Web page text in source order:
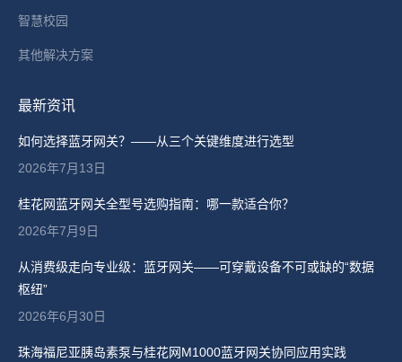
智慧校园
其他解决方案
最新资讯
如何选择蓝牙网关？——从三个关键维度进行选型
2026年7月13日
桂花网蓝牙网关全型号选购指南：哪一款适合你？
2026年7月9日
从消费级走向专业级：蓝牙网关——可穿戴设备不可或缺的“数据
枢纽”
2026年6月30日
珠海福尼亚胰岛素泵与桂花网M1000蓝牙网关协同应用实践